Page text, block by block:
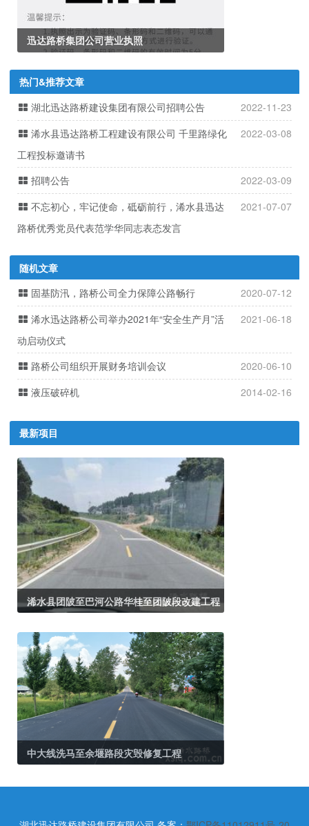
迅达路桥集团公司营业执照
热门&推荐文章
2022-11-23
湖北迅达路桥建设集团有限公司招聘公告
2022-03-08
浠水县迅达路桥工程建设有限公司 千里路绿化
工程投标邀请书
2022-03-09
招聘公告
2021-07-07
不忘初心，牢记使命，砥砺前行，浠水县迅达
路桥优秀党员代表范学华同志表态发言
随机文章
2020-07-12
固基防汛，路桥公司全力保障公路畅行
2021-06-18
浠水迅达路桥公司举办2021年“安全生产月”活
动启动仪式
2020-06-10
路桥公司组织开展财务培训会议
2014-02-16
液压破碎机
最新项目
浠水县团陂至巴河公路华桂至团陂段改建工程
中大线洗马至余堰路段灾毁修复工程